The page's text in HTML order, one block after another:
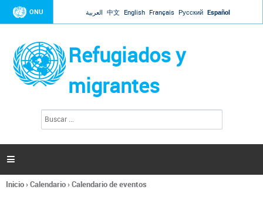
Jump to navigation
ONU العربية 中文 English Français Русский Español
Refugiados y
migrantes
l
s

Se
Inicio›Calendario›Calendario de eventos